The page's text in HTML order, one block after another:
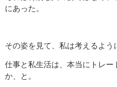
にあった。
その姿を見て、私は考えるよう
仕事と私生活は、本当にトレー
か、と。